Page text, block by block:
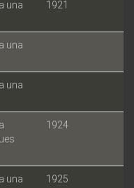
una
1921
una
una
1924
una
1925